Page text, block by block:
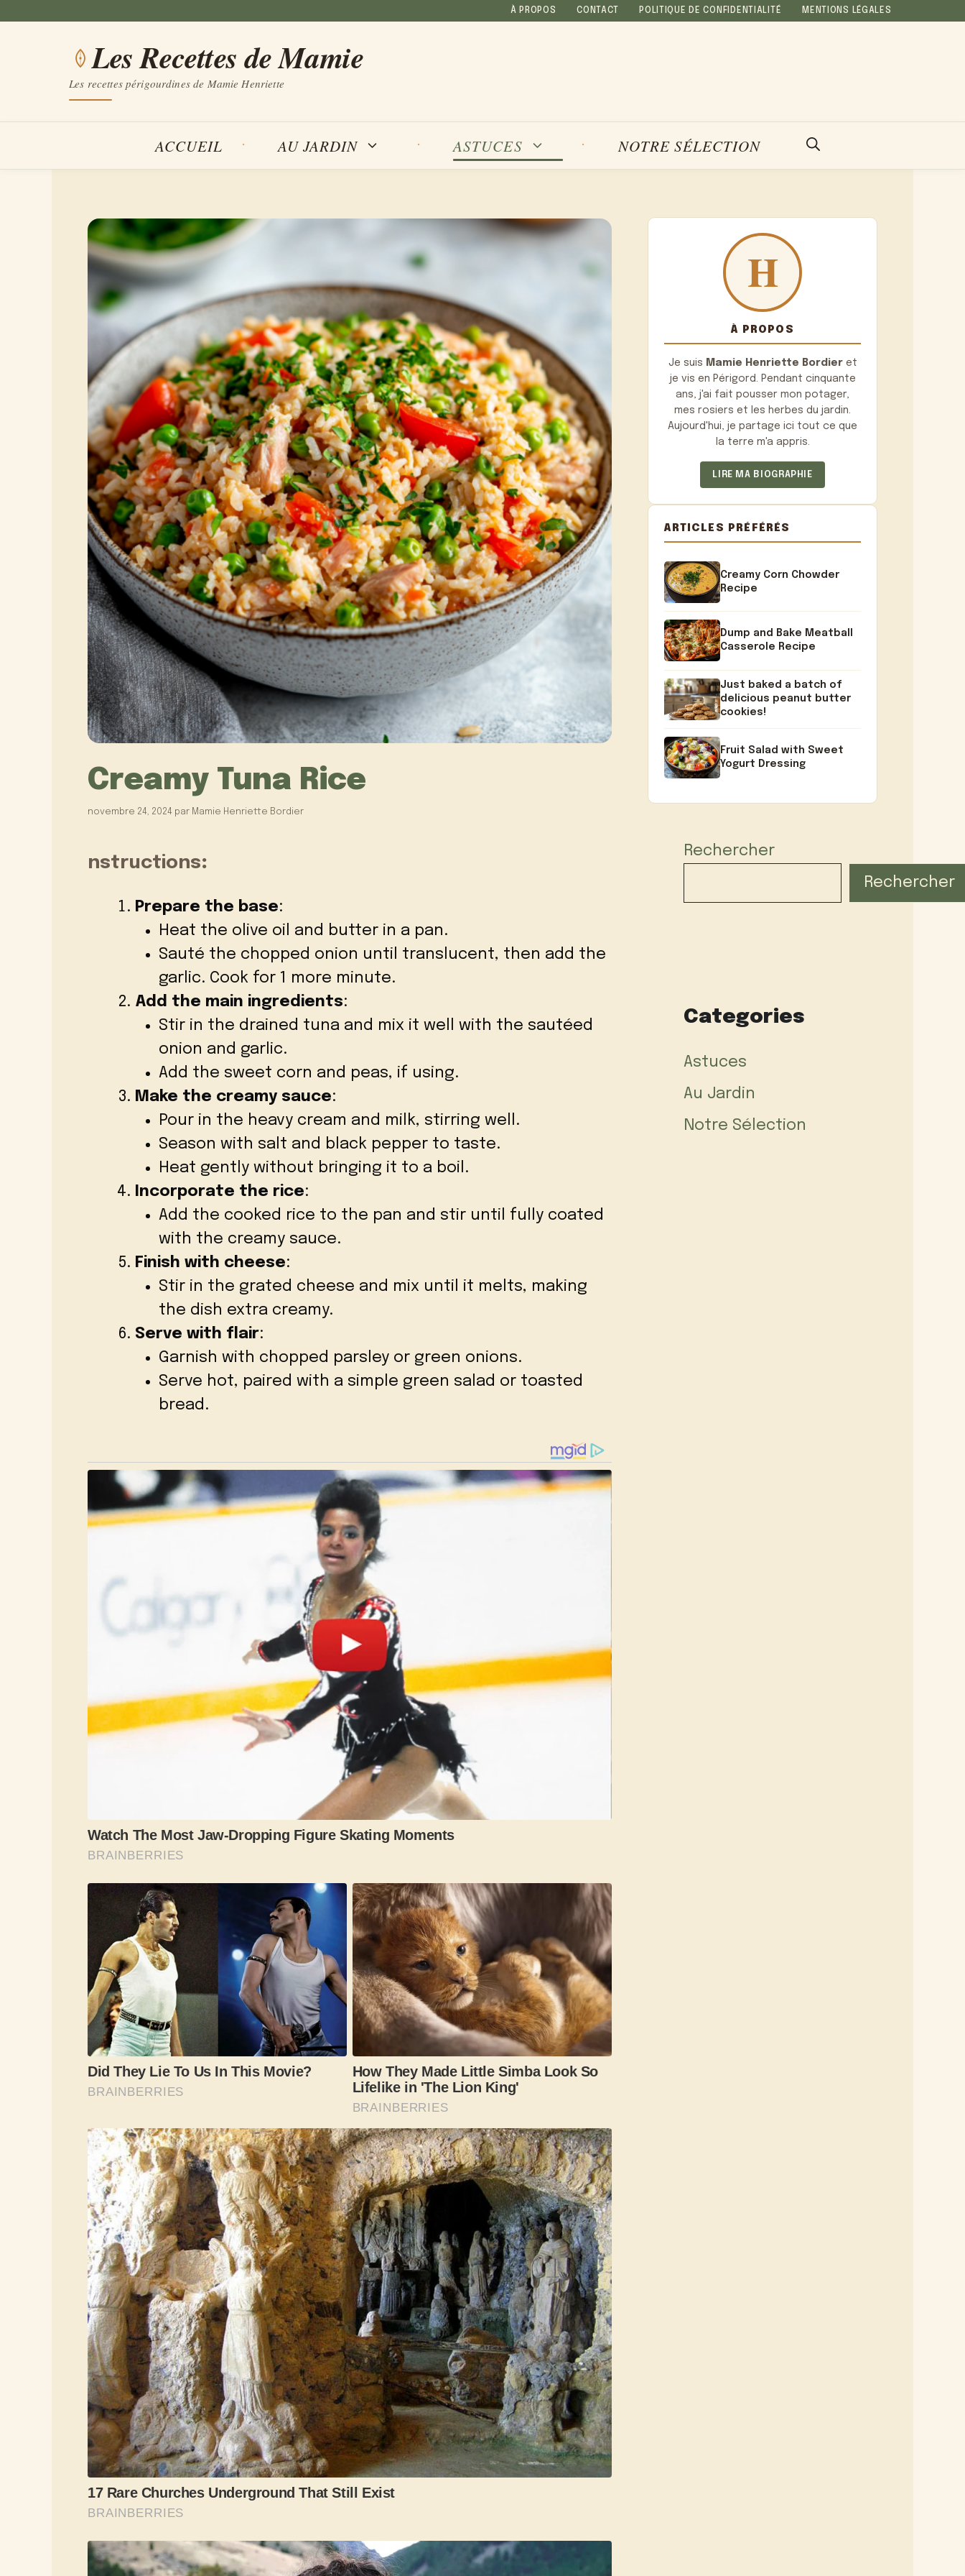
À PROPOS CONTACT POLITIQUE DE CONFIDENTIALITÉ MENTIONS LÉGALES
Les Recettes de Mamie
Les recettes périgourdines de Mamie Henriette
ACCUEIL AU JARDIN ASTUCES NOTRE SÉLECTION
Creamy Tuna Rice
novembre 24, 2024 par Mamie Henriette Bordier
nstructions:
Prepare the base:
Heat the olive oil and butter in a pan.
Sauté the chopped onion until translucent, then add the
garlic. Cook for 1 more minute.
Add the main ingredients:
Stir in the drained tuna and mix it well with the sautéed
onion and garlic.
Add the sweet corn and peas, if using.
Make the creamy sauce:
Pour in the heavy cream and milk, stirring well.
Season with salt and black pepper to taste.
Heat gently without bringing it to a boil.
Incorporate the rice:
Add the cooked rice to the pan and stir until fully coated
with the creamy sauce.
Finish with cheese:
Stir in the grated cheese and mix until it melts, making
the dish extra creamy.
Serve with flair:
Garnish with chopped parsley or green onions.
Serve hot, paired with a simple green salad or toasted
bread.
À PROPOS
Je suis Mamie Henriette Bordieret
je vis en Périgord. Pendant cinquante
ans, j'ai fait pousser mon potager,
mes rosiers et les herbes du jardin.
Aujourd'hui, je partage ici tout ce que
la terre m'a appris.
LIRE MA BIOGRAPHIE
ARTICLES PRÉFÉRÉS
Creamy Corn Chowder
Recipe
Dump and Bake Meatball
Casserole Recipe
Just baked a batch of
delicious peanut butter
cookies!
Fruit Salad with Sweet
Yogurt Dressing
Rechercher
Rechercher
Categories
Astuces
Au Jardin
Notre Sélection